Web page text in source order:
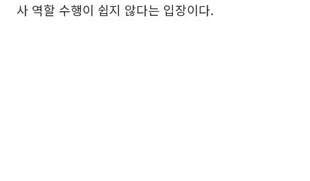
사 역할 수행이 쉽지 않다는 입장이다.